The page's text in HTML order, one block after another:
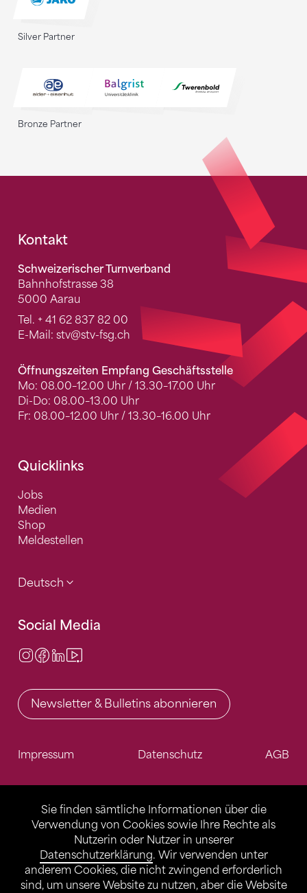
Sie finden sämtliche Informationen über die
Verwendung von Cookies sowie Ihre Rechte als
Nutzerin oder Nutzer in unserer
Datenschutzerklärung. Wir verwenden unter
anderem Cookies, die nicht zwingend erforderlich
sind, um unsere Website zu nutzen, aber die Website
Silver Partner
Bronze Partner
Fusszeile
Kontakt
Schweizerischer Turnverband
Bahnhofstrasse 38
5000 Aarau
Tel. + 41 62 837 82 00
E-Mail: stv@stv-fsg.ch
Öffnungszeiten Empfang Geschäftsstelle
Mo: 08.00–12.00 Uhr / 13.30–17.00 Uhr
Di-Do: 08.00–13.00 Uhr
Fr: 08.00–12.00 Uhr / 13.30–16.00 Uhr
Quicklinks
Jobs
Medien
Shop
Meldestellen
Deutsch
Social Media
Instagram
Facebook
LinkedIn
Newsletter & Bulletins abonnieren
Impressum Datenschutz AGB